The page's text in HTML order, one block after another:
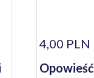
4,00 PLN